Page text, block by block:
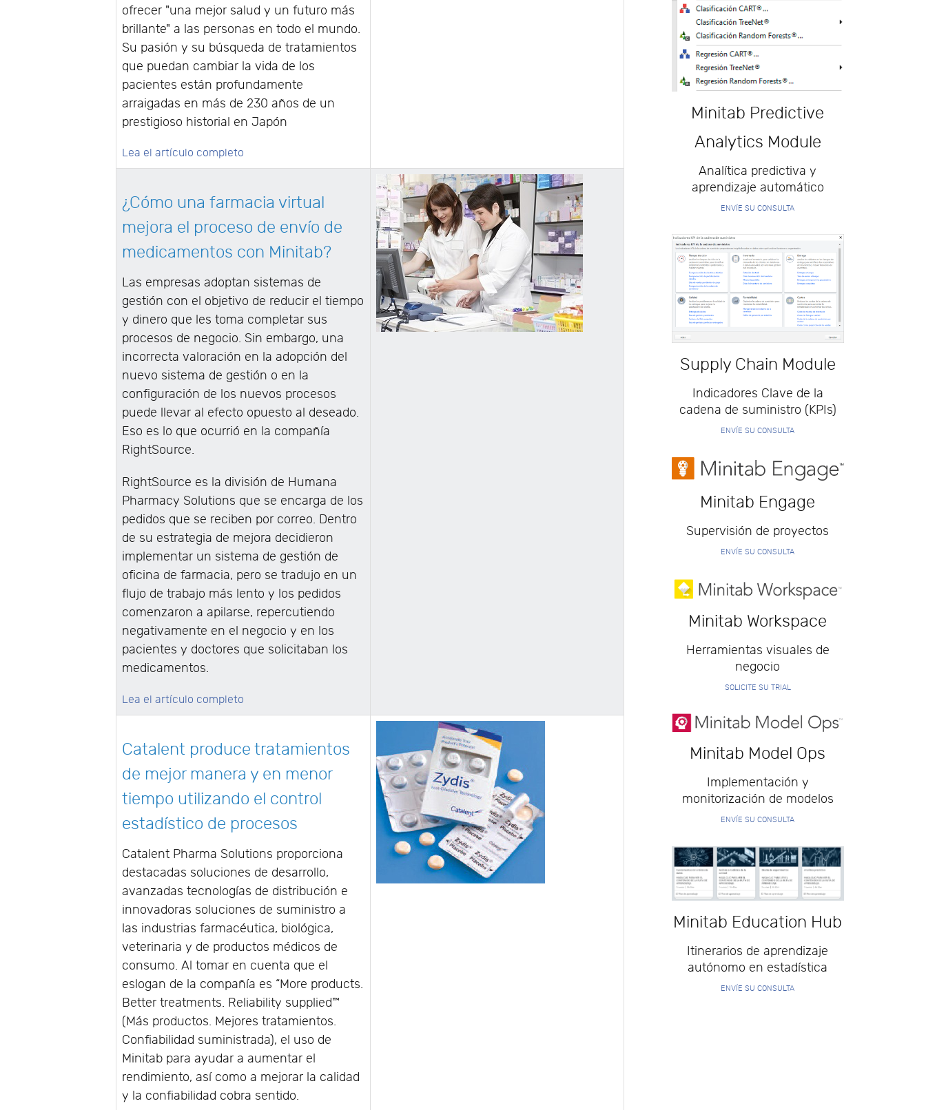
ofrecer "una mejor salud y un futuro más
brillante" a las personas en todo el mundo.
Su pasión y su búsqueda de tratamientos
que puedan cambiar la vida de los
pacientes están profundamente
arraigadas en más de 230 años de un
prestigioso historial en Japón
Lea el artículo completo
¿Cómo una farmacia virtual
mejora el proceso de envío de
medicamentos con Minitab?
Las empresas adoptan sistemas de
gestión con el objetivo de reducir el tiempo
y dinero que les toma completar sus
procesos de negocio. Sin embargo, una
incorrecta valoración en la adopción del
nuevo sistema de gestión o en la
configuración de los nuevos procesos
puede llevar al efecto opuesto al deseado.
Eso es lo que ocurrió en la compañía
RightSource.
RightSource es la división de Humana
Pharmacy Solutions que se encarga de los
pedidos que se reciben por correo. Dentro
de su estrategia de mejora decidieron
implementar un sistema de gestión de
oficina de farmacia, pero se tradujo en un
flujo de trabajo más lento y los pedidos
comenzaron a apilarse, repercutiendo
negativamente en el negocio y en los
pacientes y doctores que solicitaban los
medicamentos.
Lea el artículo completo
Catalent produce tratamientos
de mejor manera y en menor
tiempo utilizando el control
estadístico de procesos
Catalent Pharma Solutions proporciona
destacadas soluciones de desarrollo,
avanzadas tecnologías de distribución e
innovadoras soluciones de suministro a
las industrias farmacéutica, biológica,
veterinaria y de productos médicos de
consumo. Al tomar en cuenta que el
eslogan de la compañía es “More products.
Better treatments. Reliability supplied™
(Más productos. Mejores tratamientos.
Confiabilidad suministrada), el uso de
Minitab para ayudar a aumentar el
rendimiento, así como a mejorar la calidad
y la confiabilidad cobra sentido.
Minitab Predictive
Analytics Module
Analítica predictiva y
aprendizaje automático
ENVÍE SU CONSULTA
Supply Chain Module
Indicadores Clave de la
cadena de suministro (KPIs)
ENVÍE SU CONSULTA
Minitab Engage
Supervisión de proyectos
ENVÍE SU CONSULTA
Minitab Workspace
Herramientas visuales de
negocio
SOLICITE SU TRIAL
Minitab Model Ops
Implementación y
monitorización de modelos
ENVÍE SU CONSULTA
Minitab Education Hub
Itinerarios de aprendizaje
autónomo en estadística
ENVÍE SU CONSULTA